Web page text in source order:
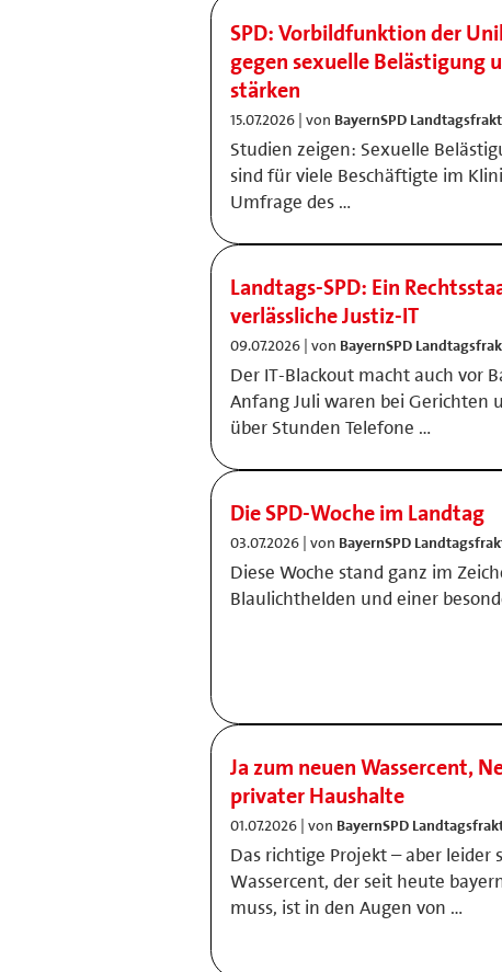
SPD: Vorbildfunktion der
gegen sexuelle Belästigung
stärken
15.07.2026 | von BayernSPD
Studien zeigen: Sexuelle
sind für viele Beschäftigte im
Umfrage des …
Landtags-SPD: Ein
verlässliche Justiz-IT
09.07.2026 | von BayernSPD
Der IT-Blackout macht auch vor
Anfang Juli waren bei Gerichten
über Stunden Telefone …
Die SPD-Woche im Landtag
03.07.2026 | von BayernSPD
Diese Woche stand ganz im
Blaulichthelden und einer
Ja zum neuen Wassercent,
privater Haushalte
01.07.2026 | von BayernSPD
Das richtige Projekt – aber leider
Wassercent, der seit heute
muss, ist in den Augen von …